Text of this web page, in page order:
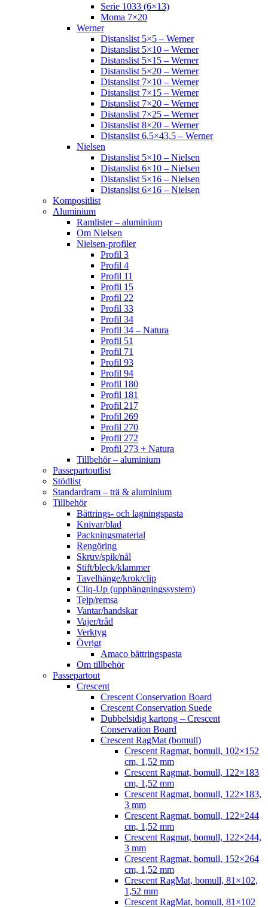
Serie 1033 (6×13)
Moma 7×20
Werner
Distanslist 5×5 – Werner
Distanslist 5×10 – Werner
Distanslist 5×15 – Werner
Distanslist 5×20 – Werner
Distanslist 7×10 – Werner
Distanslist 7×15 – Werner
Distanslist 7×20 – Werner
Distanslist 7×25 – Werner
Distanslist 8×20 – Werner
Distanslist 6,5×43,5 – Werner
Nielsen
Distanslist 5×10 – Nielsen
Distanslist 6×10 – Nielsen
Distanslist 5×16 – Nielsen
Distanslist 6×16 – Nielsen
Kompositlist
Aluminium
Ramlister – aluminium
Om Nielsen
Nielsen-profiler
Profil 3
Profil 4
Profil 11
Profil 15
Profil 22
Profil 33
Profil 34
Profil 34 – Natura
Profil 51
Profil 71
Profil 93
Profil 94
Profil 180
Profil 181
Profil 217
Profil 269
Profil 270
Profil 272
Profil 273 + Natura
Tillbehör – aluminium
Passepartoutlist
Stödlist
Standardram – trä & aluminium
Tillbehör
Bättrings- och lagningspasta
Knivar/blad
Packningsmaterial
Rengöring
Skruv/spik/nål
Stift/bleck/klammer
Tavelhänge/krok/clip
Cliq-Up (upphängningssystem)
Tejp/remsa
Vantar/handskar
Vajer/tråd
Verktyg
Övrigt
Amaco bättringspasta
Om tillbehör
Passepartout
Crescent
Crescent Conservation Board
Crescent Conservation Suede
Dubbelsidig kartong – Crescent
Conservation Board
Crescent RagMat (bomull)
Crescent Ragmat, bomull, 102×152
cm, 1,52 mm
Crescent Ragmat, bomull, 122×183
cm, 1,52 mm
Crescent Ragmat, bomull, 122×183,
3 mm
Crescent Ragmat, bomull, 122×244
cm, 1,52 mm
Crescent Ragmat, bomull, 122×244,
3 mm
Crescent Ragmat, bomull, 152×264
cm, 1,52 mm
Crescent RagMat, bomull, 81×102,
1,52 mm
Crescent RagMat, bomull, 81×102